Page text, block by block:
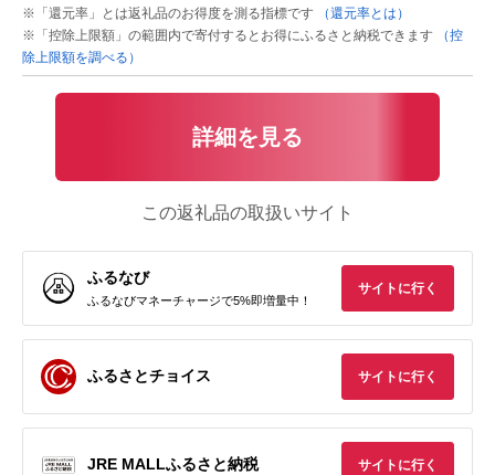
※「還元率」とは返礼品のお得度を測る指標です
（還元率とは）
※「控除上限額」の範囲内で寄付するとお得にふるさと納税できます
（控
除上限額を調べる）
詳細を見る
この返礼品の取扱いサイト
ふるなび
ふるなびマネーチャージで5%即増量中！
サイトに行く
ふるさとチョイス サイトに行く
JRE MALLふるさと納税 サイトに行く